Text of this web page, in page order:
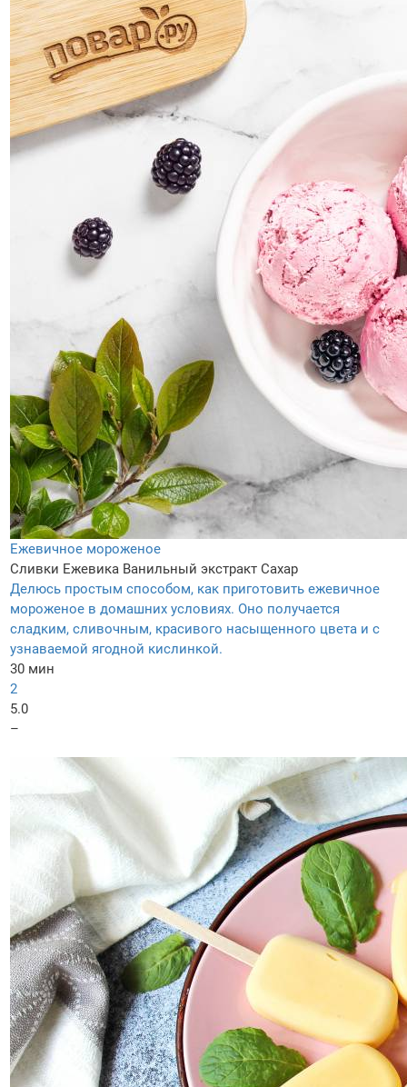
Ежевичное мороженое
Сливки Ежевика Ванильный экстракт Сахар
Делюсь простым способом, как приготовить ежевичное
мороженое в домашних условиях. Оно получается
сладким, сливочным, красивого насыщенного цвета и с
узнаваемой ягодной кислинкой.
30 мин
2
5.0
–